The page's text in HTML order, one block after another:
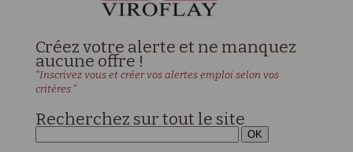
Créez votre alerte et ne manquez
aucune offre !
"Inscrivez vous et créer vos alertes emploi selon vos
critères."
Recherchez sur tout le site